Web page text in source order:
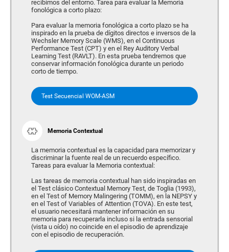
recibimos del entorno. Tarea para evaluar la Memoria
fonológica a corto plazo:
Para evaluar la memoria fonológica a corto plazo se ha
inspirado en la prueba de dígitos directos e inversos de la
Wechsler Memory Scale (WMS), en el Continuous
Performance Test (CPT) y en el Rey Auditory Verbal
Learning Test (RAVLT). En esta prueba tendremos que
conservar información fonológica durante un periodo
corto de tiempo.
Test Secuencial WOM-ASM
Memoria Contextual
La memoria contextual es la capacidad para memorizar y
discriminar la fuente real de un recuerdo específico.
Tareas para evaluar la Memoria contextual:
Las tareas de memoria contextual han sido inspiradas en
el Test clásico Contextual Memory Test, de Toglia (1993),
en el Test of Memory Malingering (TOMM), en la NEPSY y
en el Test of Variables of Attention (TOVA). En este test,
el usuario necesitará mantener información en su
memoria para recuperarla incluso si la entrada sensorial
(vista u oído) no coincide en el episodio de aprendizaje
con el episodio de recuperación.